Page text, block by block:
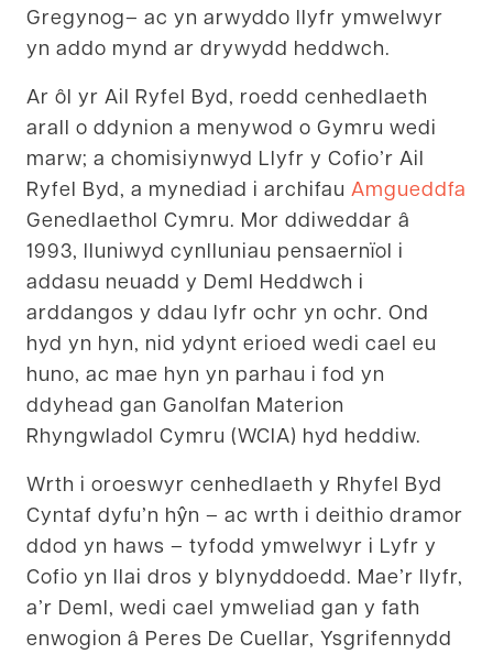
Gregynog– ac yn arwyddo llyfr ymwelwyr
yn addo mynd ar drywydd heddwch.
Ar ôl yr Ail Ryfel Byd, roedd cenhedlaeth
arall o ddynion a menywod o Gymru wedi
marw; a chomisiynwyd Llyfr y Cofio’r Ail
Ryfel Byd, a mynediad i archifau Amgueddfa
Genedlaethol Cymru. Mor ddiweddar â
1993, lluniwyd cynlluniau pensaernïol i
addasu neuadd y Deml Heddwch i
arddangos y ddau lyfr ochr yn ochr. Ond
hyd yn hyn, nid ydynt erioed wedi cael eu
huno, ac mae hyn yn parhau i fod yn
ddyhead gan Ganolfan Materion
Rhyngwladol Cymru (WCIA) hyd heddiw.
Wrth i oroeswyr cenhedlaeth y Rhyfel Byd
Cyntaf dyfu’n hŷn – ac wrth i deithio dramor
ddod yn haws – tyfodd ymwelwyr i Lyfr y
Cofio yn llai dros y blynyddoedd. Mae’r llyfr,
a’r Deml, wedi cael ymweliad gan y fath
enwogion â Peres De Cuellar, Ysgrifennydd